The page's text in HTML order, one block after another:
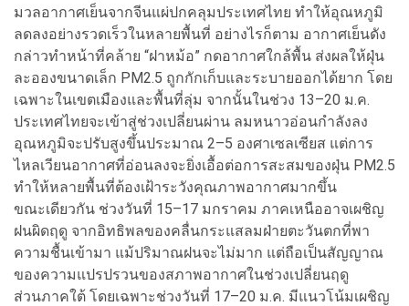
มวลอากาศเย็นจากจีนแผ่ปกคลุมประเทศไทย ทำให้อุณหภูมิ
ลดลงอย่างรวดเร็วในหลายพื้นที่ อย่างไรก็ตาม อากาศเย็นดัง
กล่าวทำหน้าที่คล้าย “ฝาหม้อ” กดอากาศใกล้พื้น ส่งผลให้ฝุ่น
ละอองขนาดเล็ก PM2.5 ถูกกักเก็บและระบายออกได้ยาก โดย
เฉพาะในเขตเมืองและพื้นที่ลุ่ม จากนั้นในช่วง 13–20 ม.ค.
ประเทศไทยจะเข้าสู่ช่วงเปลี่ยนผ่าน ลมหนาวอ่อนกำลังลง
อุณหภูมิจะปรับสูงขึ้นประมาณ 2–5 องศาเซลเซียส แต่การ
ไหลเวียนอากาศที่อ่อนลงจะยิ่งเอื้อต่อการสะสมของฝุ่น PM2.5
ทำให้หลายพื้นที่ต้องเฝ้าระวังคุณภาพอากาศมากขึ้น
ขณะเดียวกัน ช่วงวันที่ 15–17 มกราคม ภาคเหนืออาจเผชิญ
ฝนผิดฤดู จากอิทธิพลของคลื่นกระแสลมฝ่ายตะวันตกที่พา
ความชื้นเข้ามา แม้ปริมาณฝนจะไม่มาก แต่ถือเป็นสัญญาณ
ของความแปรปรวนของสภาพอากาศในช่วงเปลี่ยนฤดู
ส่วนภาคใต้ โดยเฉพาะช่วงวันที่ 17–20 ม.ค. มีแนวโน้มเผชิญ